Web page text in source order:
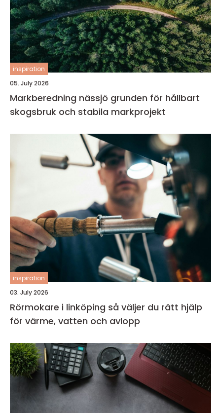
inspiration
05. July 2026
Markberedning nässjö grunden för hållbart
skogsbruk och stabila markprojekt
inspiration
03. July 2026
Rörmokare i linköping så väljer du rätt hjälp
för värme, vatten och avlopp